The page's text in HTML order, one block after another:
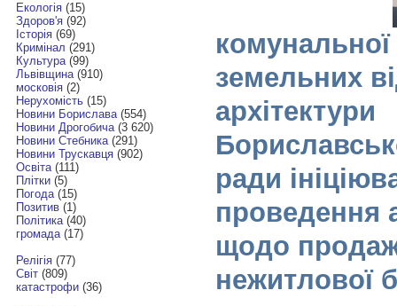
Екологія(15)
Здоров'я(92)
Історія(69)
Кримінал (291)
Культура(99)
Львівщина(910)
московія(2)
Нерухомість(15)
Новини Борислава(554)
Новини Дрогобича(3 620)
Новини Стебника(291)
Новини Трускавця(902)
Освіта(111)
Плітки(5)
Погода(15)
Позитив(1)
Політика(40)
громада(17)
Релігія(77)
Світ(809)
катастрофи(36)
комунальної
земельних
архітектури
ради
проведення
щодо
нежитлової